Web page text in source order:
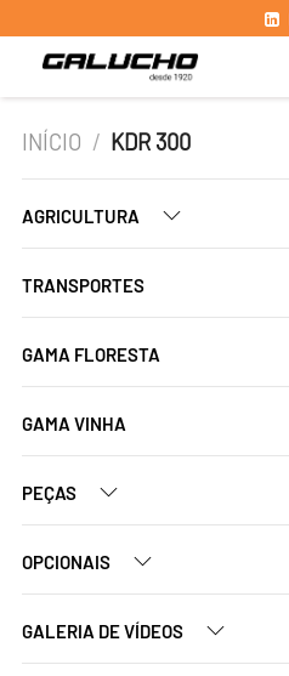
INÍCIO / KDR 300
AGRICULTURA
TRANSPORTES
GAMA FLORESTA
GAMA VINHA
PEÇAS
OPCIONAIS
GALERIA DE VÍDEOS